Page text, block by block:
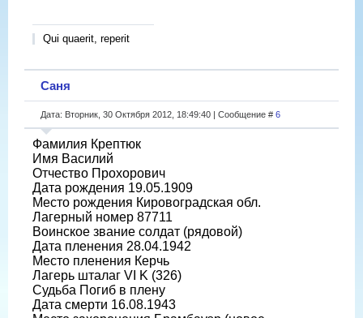
Qui quaerit, reperit
Саня
Дата: Вторник, 30 Октября 2012, 18:49:40 | Сообщение # 6
Фамилия Крептюк
Имя Василий
Отчество Прохорович
Дата рождения 19.05.1909
Место рождения Кировоградская обл.
Лагерный номер 87711
Воинское звание солдат (рядовой)
Дата пленения 28.04.1942
Место пленения Керчь
Лагерь шталаг VI K (326)
Судьба Погиб в плену
Дата смерти 16.08.1943